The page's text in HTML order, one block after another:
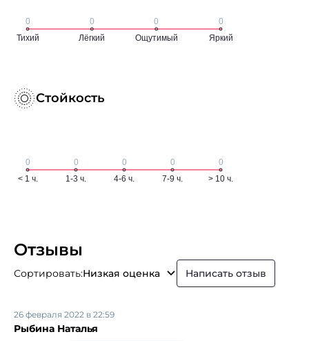
Стойкость
Отзывы
Сортировать:Низкая оценка Написать отзыв
Рыбина Наталья
26 февраля 2022 в 22:59